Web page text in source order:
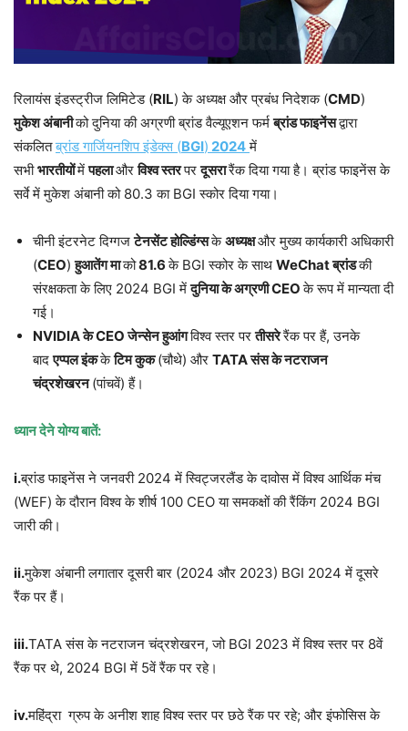
रिलायंस इंडस्ट्रीज लिमिटेड (RIL) के अध्यक्ष और प्रबंध निदेशक (CMD)
मुकेश अंबानीको दुनिया की अग्रणी ब्रांड वैल्यूएशन फर्मब्रांड फाइनेंसद्वारा
संकलितब्रांड गार्जियनशिप इंडेक्स (BGI) 2024 में
सभीभारतीयोंमेंपहलाऔरविश्व स्तरपरदूसरारैंक दिया गया है। ब्रांड फाइनेंस के
सर्वे में मुकेश अंबानी को 80.3 का BGI स्कोर दिया गया।
चीनी इंटरनेट दिग्गजटेनसेंट होल्डिंग्सकेअध्यक्षऔर मुख्य कार्यकारी अधिकारी
(CEO)हुआतेंग माको81.6के BGI स्कोर के साथ WeChatब्रांडकी
संरक्षकता के लिए 2024 BGI मेंदुनिया के अग्रणीCEOके रूप में मान्यता दी
गई।
NVIDIAकेCEOजेन्सेन हुआंगविश्व स्तर परतीसरेरैंक पर हैं, उनके
बादएप्पल इंककेटिम कुक (चौथे) और TATAसंस के नटराजन
चंद्रशेखरन (पांचवें) हैं।
ध्यान देने योग्य बातें:
i.ब्रांड फाइनेंस ने जनवरी 2024 में स्विट्जरलैंड के दावोस में विश्व आर्थिक मंच
(WEF) के दौरान विश्व के शीर्ष 100 CEO या समकक्षों की रैंकिंग 2024 BGI
जारी की।
ii.मुकेश अंबानी लगातार दूसरी बार (2024 और 2023) BGI 2024 में दूसरे
रैंक पर हैं।
iii.TATA संस के नटराजन चंद्रशेखरन, जो BGI 2023 में विश्व स्तर पर 8वें
रैंक पर थे, 2024 BGI में 5वें रैंक पर रहे।
iv.महिंद्रा ग्रुप के अनीश शाह विश्व स्तर पर छठे रैंक पर रहे; और इंफोसिस के